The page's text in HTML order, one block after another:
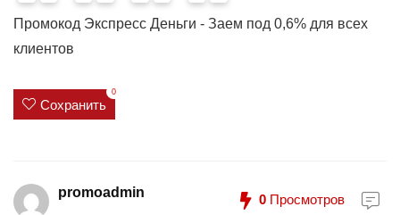
4
Промокод Экспресс Деньги - Заем под 0,6% для всех
клиентов
Сохранить
0
promoadmin 0 Просмотров